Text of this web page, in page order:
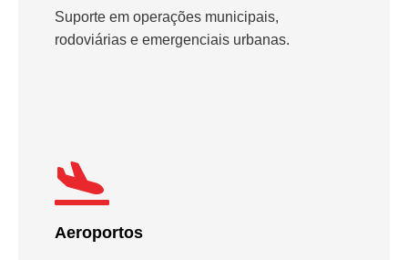
Suporte em operações municipais,
rodoviárias e emergenciais urbanas.
Aeroportos